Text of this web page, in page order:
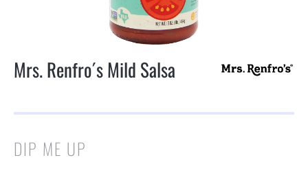
Mrs. Renfro´s Mild Salsa
DIP ME UP